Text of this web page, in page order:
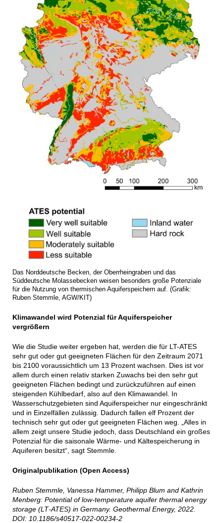
Das Norddeutsche Becken, der Oberrheingraben und das
Süddeutsche Molassebecken weisen besonders große Potenziale
für die Nutzung von thermischen Aquiferspeichern auf. (Grafik:
Ruben Stemmle, AGW/KIT)
Klimawandel wird Potenzial für Aquiferspeicher
vergrößern
Wie die Studie weiter ergeben hat, werden die für LT-ATES
sehr gut oder gut geeigneten Flächen für den Zeitraum 2071
bis 2100 voraussichtlich um 13 Prozent wachsen. Dies ist vor
allem durch einen relativ starken Zuwachs bei den sehr gut
geeigneten Flächen bedingt und zurückzuführen auf einen
steigenden Kühlbedarf, also auf den Klimawandel. In
Wasserschutzgebieten sind Aquiferspeicher nur eingeschränkt
und in Einzelfällen zulässig. Dadurch fallen elf Prozent der
technisch sehr gut oder gut geeigneten Flächen weg. „Alles in
allem zeigt unsere Studie jedoch, dass Deutschland ein großes
Potenzial für die saisonale Wärme- und Kältespeicherung in
Aquiferen besitzt“, sagt Stemmle.
Originalpublikation (Open Access)
Ruben Stemmle, Vanessa Hammer, Philipp Blum and Kathrin
Menberg: Potential of low‑temperature aquifer thermal energy
storage (LT‑ATES) in Germany. Geothermal Energy, 2022.
DOI: 10.1186/s40517-022-00234-2